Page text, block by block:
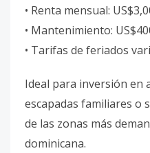
• Renta mensual:
• Mantenimiento:
• Tarifas de feriados
Ideal para inversión en
escapadas familiares o
de las zonas más
dominicana.